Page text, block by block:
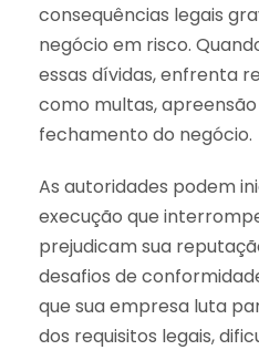
consequências legais
negócio em risco.
essas dívidas, enfrenta
como multas,
fechamento do negócio.
As autoridades podem
execução que
prejudicam sua
desafios de
que sua empresa luta
dos requisitos legais,